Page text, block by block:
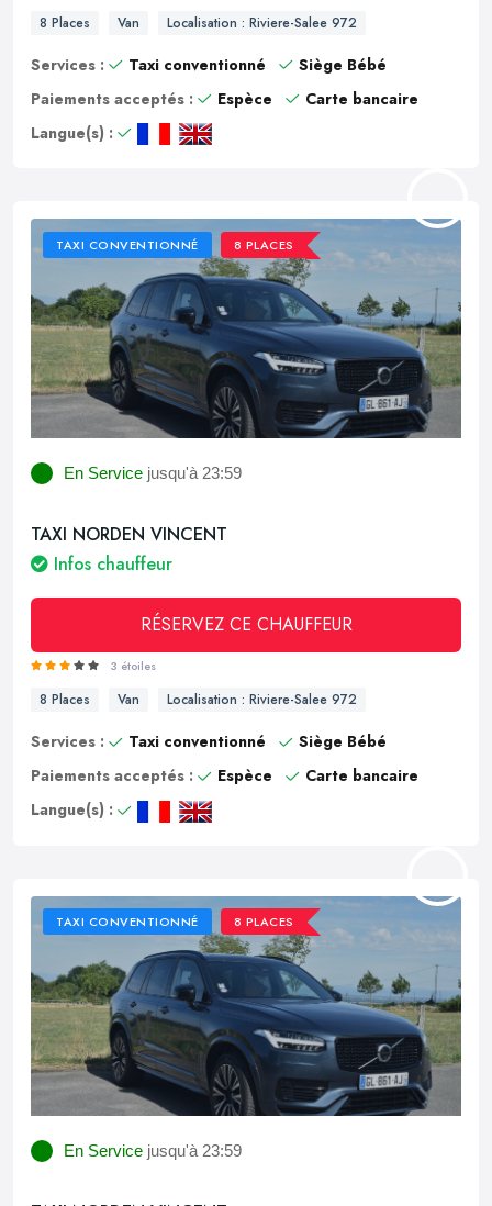
8 Places Van Localisation : Riviere-Salee 972
Services : Taxi conventionné
Siège Bébé
Paiements acceptés :
Espèce
Carte bancaire
Langue(s) :
TAXI CONVENTIONNÉ 8 PLACES
En Service jusqu'à 23:59
TAXI NORDEN VINCENT
Infos chauffeur
RÉSERVEZ CE CHAUFFEUR
3 étoiles
8 Places Van Localisation : Riviere-Salee 972
Services : Taxi conventionné
Siège Bébé
Paiements acceptés :
Espèce
Carte bancaire
Langue(s) :
TAXI CONVENTIONNÉ 8 PLACES
En Service jusqu'à 23:59